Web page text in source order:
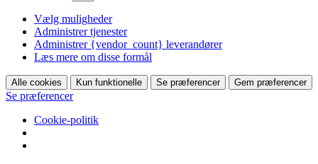
Vælg muligheder
Administrer tjenester
Administrer {vendor_count} leverandører
Læs mere om disse formål
Alle cookies Kun funktionelle Se præferencer Gem præferencer
Se præferencer
Cookie-politik